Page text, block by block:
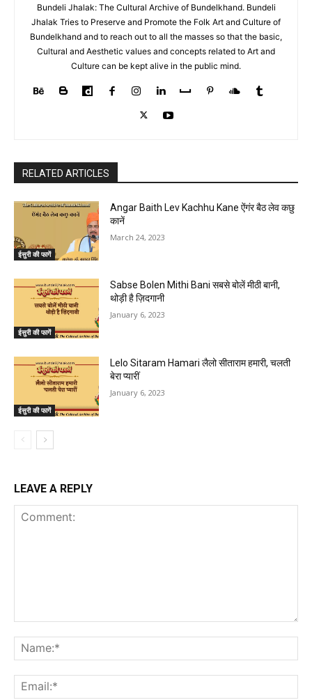
Bundeli Jhalak: The Cultural Archive of Bundelkhand. Bundeli
Jhalak Tries to Preserve and Promote the Folk Art and Culture of
Bundelkhand and to reach out to all the masses so that the basic,
Cultural and Aesthetic values and concepts related to Art and
Culture can be kept alive in the public mind.
RELATED ARTICLES
ईसुरी की फागें
Angar Baith Lev Kachhu Kane ऐंगंर बैठ लेव कछु
कानें
March 24, 2023
ईसुरी की फागें
Sabse Bolen Mithi Bani सबसे बोलें मीठी बानी,
थोड़ी है ज़िदगानी
January 6, 2023
ईसुरी की फागें
Lelo Sitaram Hamari लैलो सीताराम हमारी, चलती
बेरा प्यारीं
January 6, 2023
LEAVE A REPLY